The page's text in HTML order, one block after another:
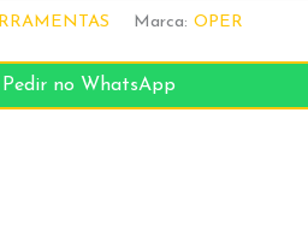
Marca:OPER
Pedir no WhatsApp